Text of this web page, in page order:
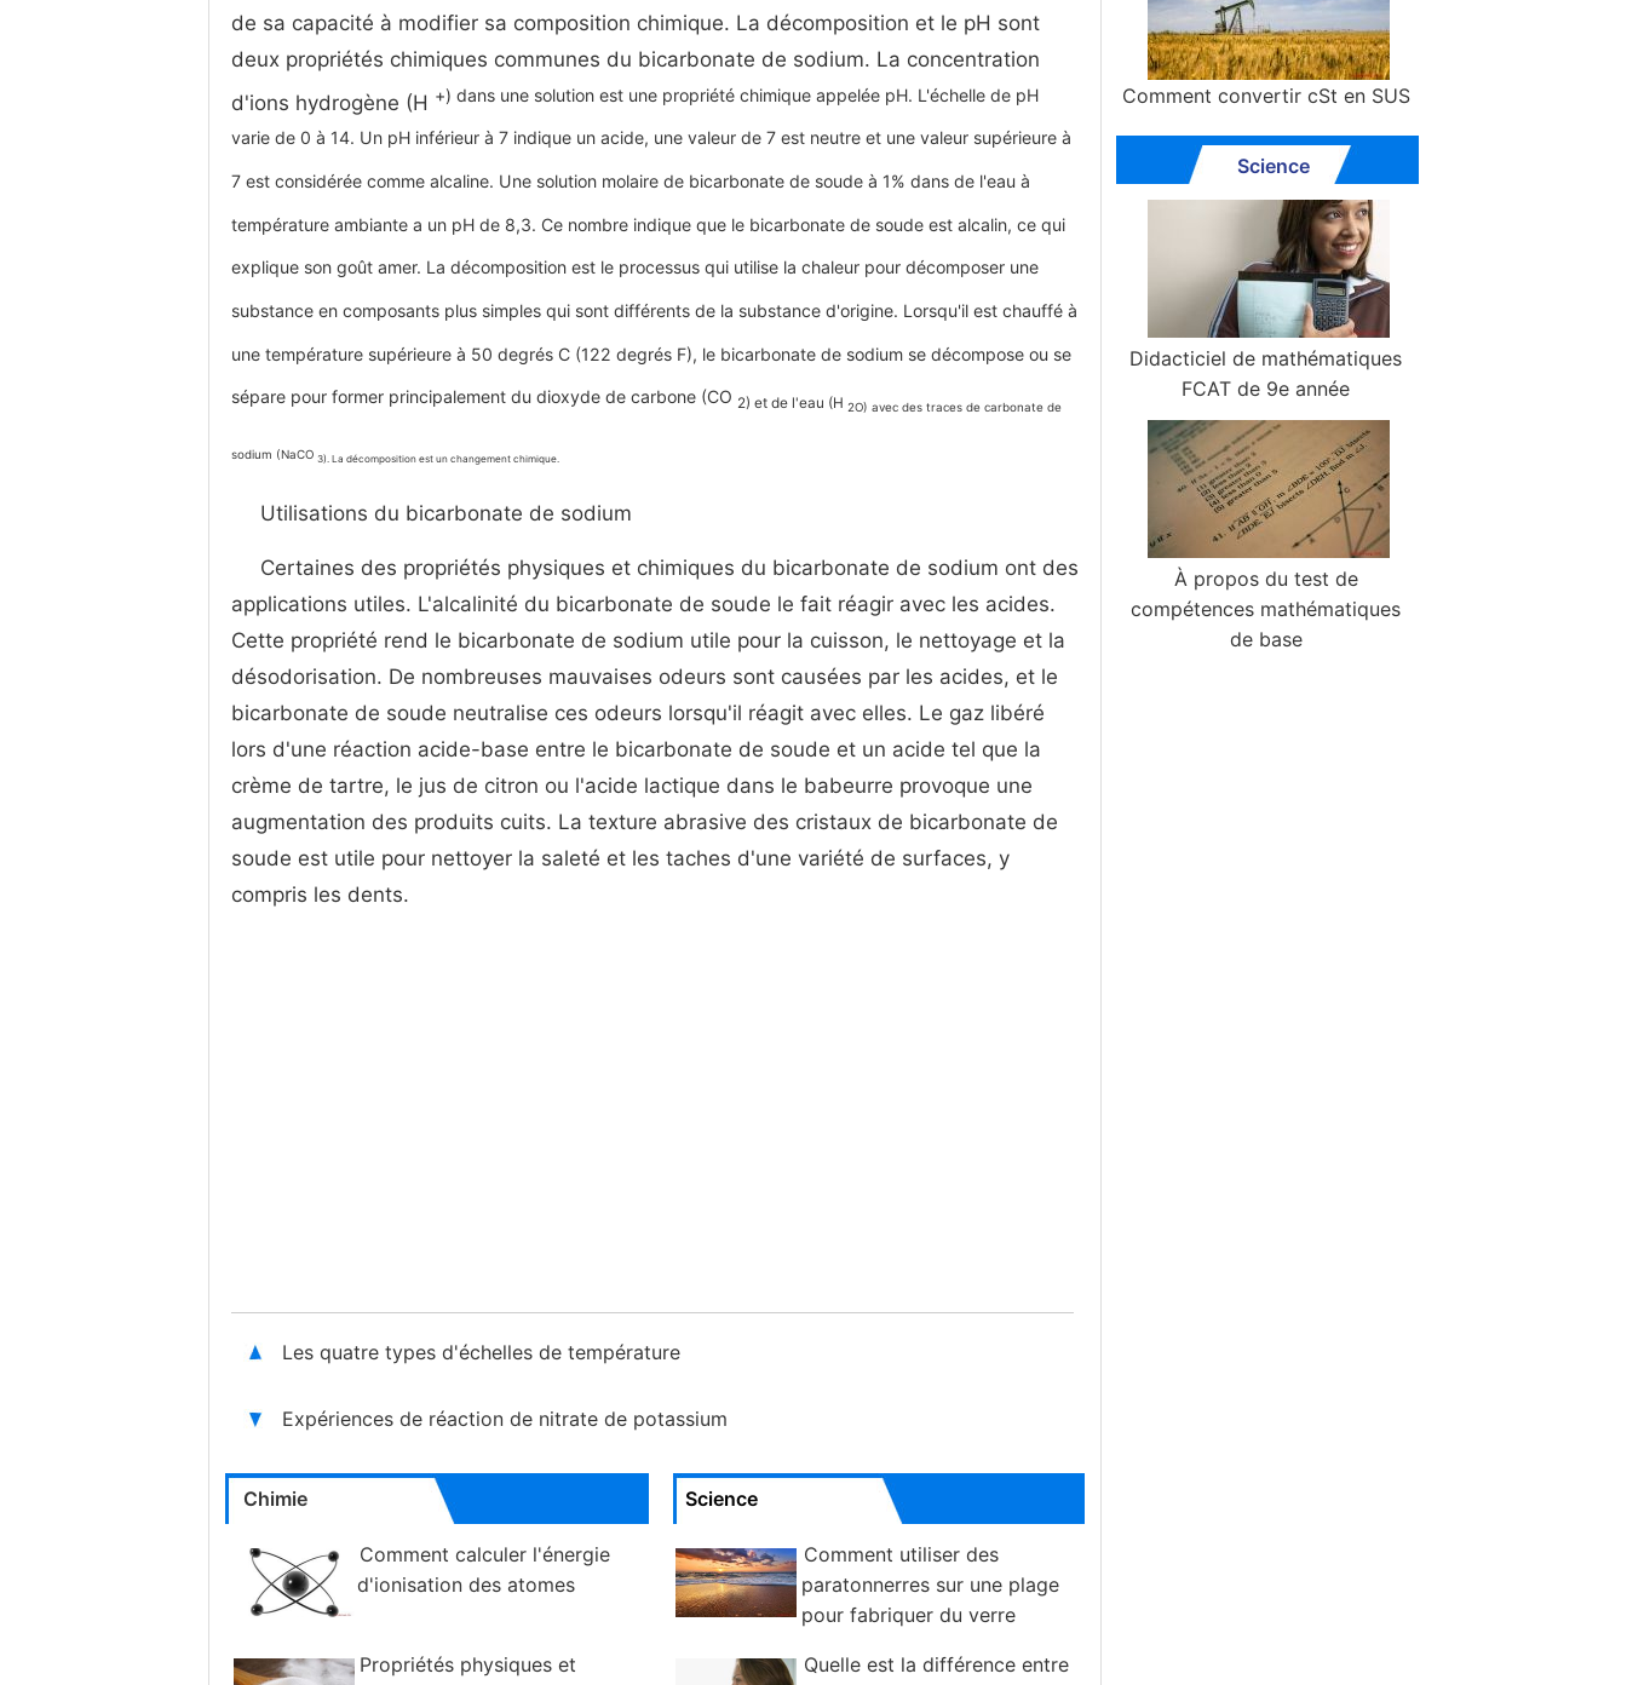
de sa capacité à modifier sa composition chimique. La décomposition et le pH sont
deux propriétés chimiques communes du bicarbonate de sodium. La concentration
d'ions hydrogène (H +) dans une solution est une propriété chimique appelée pH. L'échelle de pH
varie de 0 à 14. Un pH inférieur à 7 indique un acide, une valeur de 7 est neutre et une valeur supérieure à
7 est considérée comme alcaline. Une solution molaire de bicarbonate de soude à 1% dans de l'eau à
température ambiante a un pH de 8,3. Ce nombre indique que le bicarbonate de soude est alcalin, ce qui
explique son goût amer. La décomposition est le processus qui utilise la chaleur pour décomposer une
substance en composants plus simples qui sont différents de la substance d'origine. Lorsqu'il est chauffé à
une température supérieure à 50 degrés C (122 degrés F), le bicarbonate de sodium se décompose ou se
sépare pour former principalement du dioxyde de carbone (CO 2) et de l'eau (H 2O) avec des traces de carbonate de
sodium (NaCO 3). La décomposition est un changement chimique.
Utilisations du bicarbonate de sodium
Certaines des propriétés physiques et chimiques du bicarbonate de sodium ont des
applications utiles. L'alcalinité du bicarbonate de soude le fait réagir avec les acides.
Cette propriété rend le bicarbonate de sodium utile pour la cuisson, le nettoyage et la
désodorisation. De nombreuses mauvaises odeurs sont causées par les acides, et le
bicarbonate de soude neutralise ces odeurs lorsqu'il réagit avec elles. Le gaz libéré
lors d'une réaction acide-base entre le bicarbonate de soude et un acide tel que la
crème de tartre, le jus de citron ou l'acide lactique dans le babeurre provoque une
augmentation des produits cuits. La texture abrasive des cristaux de bicarbonate de
soude est utile pour nettoyer la saleté et les taches d'une variété de surfaces, y
compris les dents.
Les quatre types d'échelles de température
Expériences de réaction de nitrate de potassium
Chimie
Comment calculer l'énergie
d'ionisation des atomes
Propriétés physiques et
Science
Comment utiliser des
paratonnerres sur une plage
pour fabriquer du verre
Quelle est la différence entre
Comment convertir cSt en SUS
Science
Didacticiel de mathématiques
FCAT de 9e année
À propos du test de
compétences mathématiques
de base